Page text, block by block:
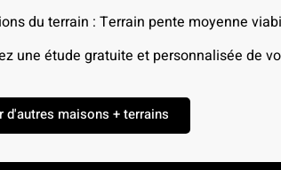
du terrain : Terrain pente moyenne
une étude gratuite et personnalisée de
d'autres maisons + terrains